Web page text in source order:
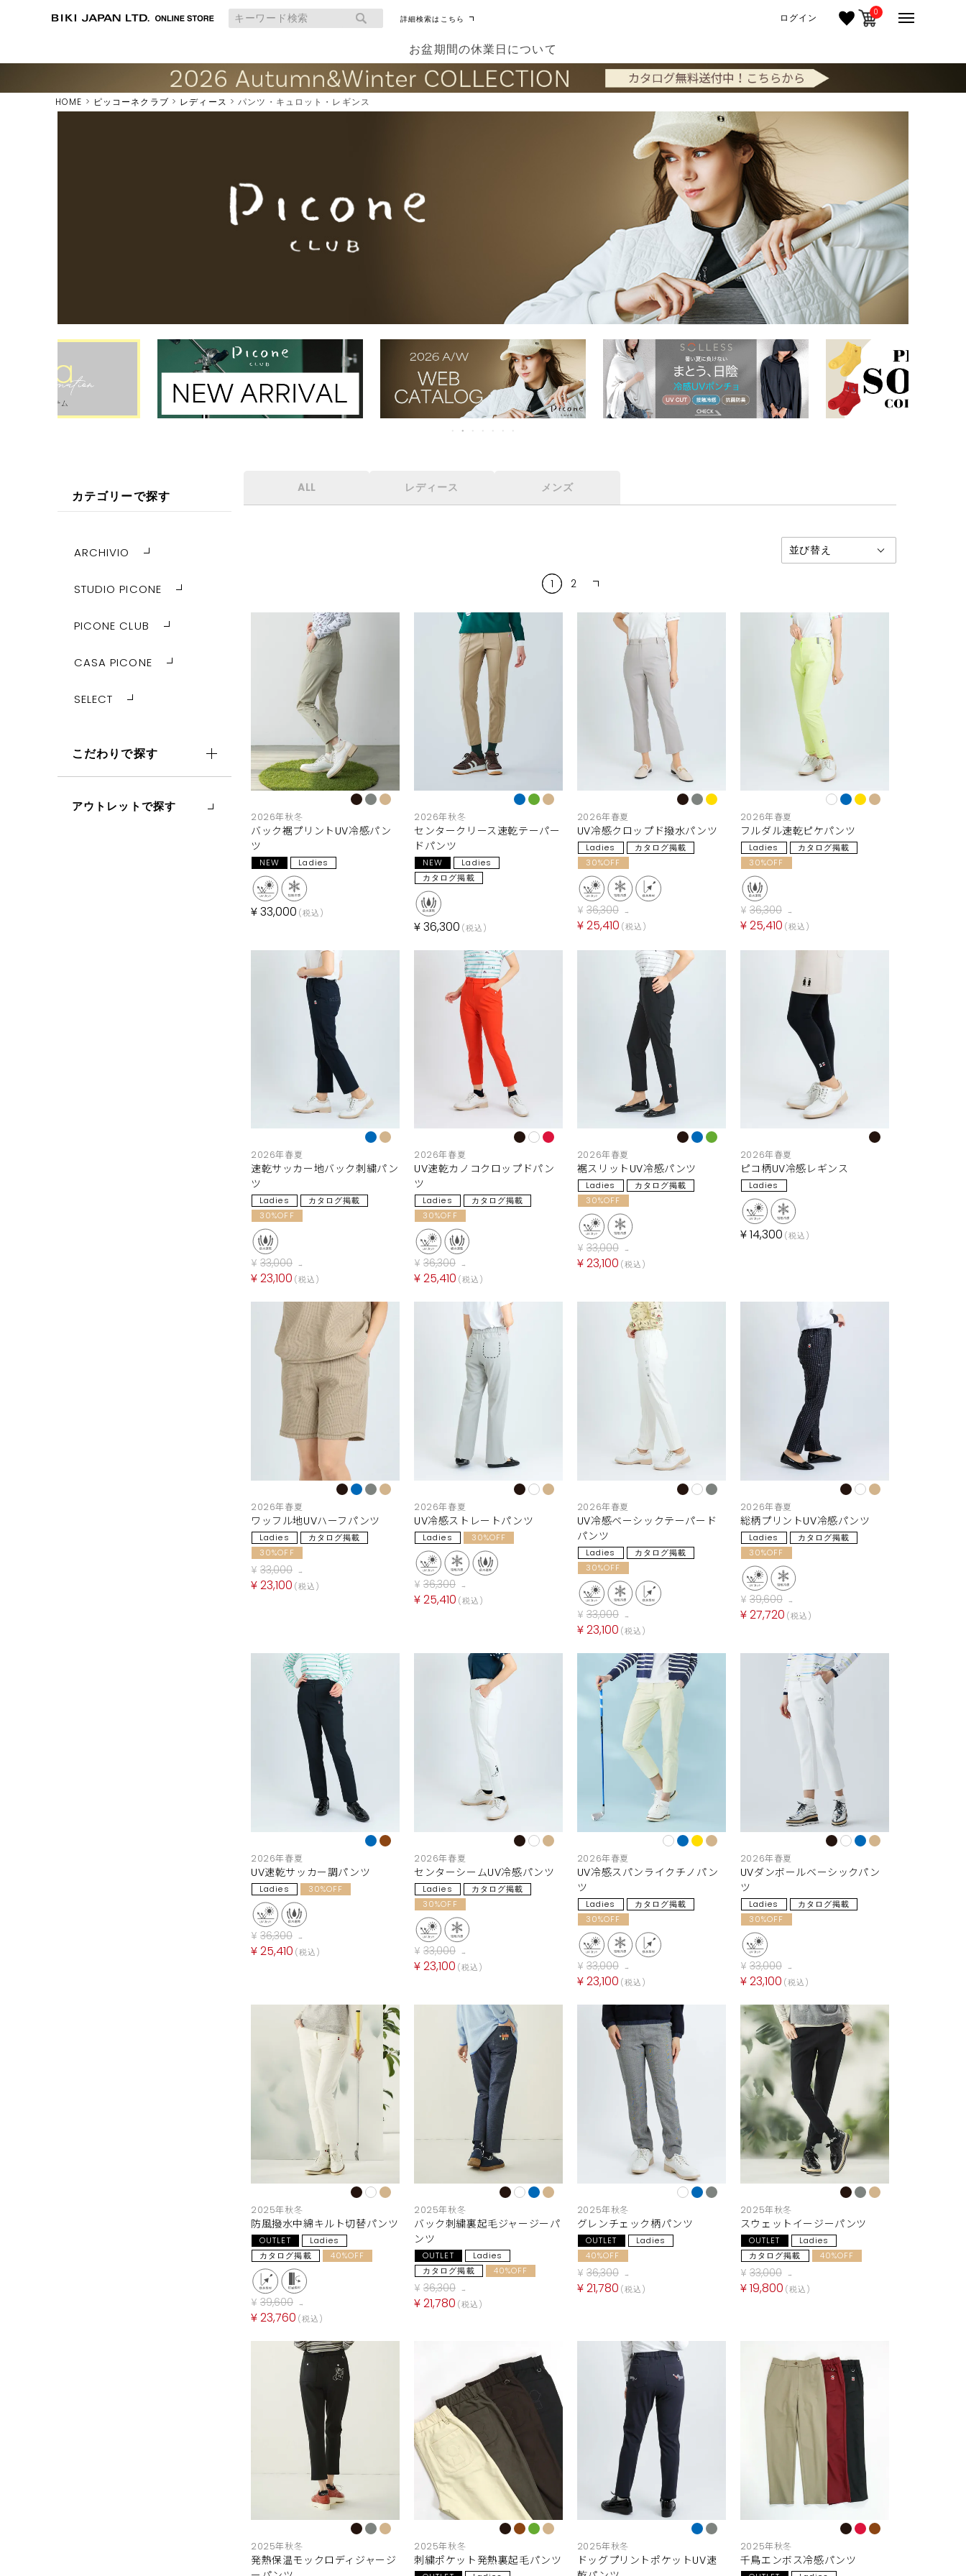
詳細検索はこちら ログイン 0
お盆期間の休業日について
HOME ピッコーネクラブ レディース パンツ・キュロット・レギンス
カテゴリーで探す
ARCHIVIO
STUDIO PICONE
PICONE CLUB
CASA PICONE
SELECT
こだわりで探す
アウトレットで探す
ALL レディース メンズ
1 2
2026年秋冬
バック裾プリントUV冷感パン
ツ
NEW Ladies
¥33,000 税込
2026年秋冬
センタークリース速乾テーパー
ドパンツ
NEW
Ladies
カタログ掲載
¥36,300 税込
2026年春夏
UV冷感クロップド撥水パンツ
Ladies
カタログ掲載
30%OFF
¥ 36,300 →
¥25,410 税込
2026年春夏
フルダル速乾ピケパンツ
Ladies
カタログ掲載
30%OFF
¥ 36,300 →
¥25,410 税込
2026年春夏
速乾サッカー地バック刺繍パン
ツ
Ladies
カタログ掲載
30%OFF
¥ 33,000 →
¥23,100 税込
2026年春夏
UV速乾カノコクロップドパン
ツ
Ladies
カタログ掲載
30%OFF
¥ 36,300 →
¥25,410 税込
2026年春夏
裾スリットUV冷感パンツ
Ladies
カタログ掲載
30%OFF
¥ 33,000 →
¥23,100 税込
2026年春夏
ピコ柄UV冷感レギンス
Ladies
¥14,300 税込
2026年春夏
ワッフル地UVハーフパンツ
Ladies
カタログ掲載
30%OFF
¥ 33,000 →
¥23,100 税込
2026年春夏
UV冷感ストレートパンツ
Ladies 30%OFF
¥ 36,300 →
¥25,410 税込
2026年春夏
UV冷感ベーシックテーパード
パンツ
Ladies
カタログ掲載
30%OFF
¥ 33,000 →
¥23,100 税込
2026年春夏
総柄プリントUV冷感パンツ
Ladies
カタログ掲載
30%OFF
¥ 39,600 →
¥27,720 税込
2026年春夏
UV速乾サッカー調パンツ
Ladies 30%OFF
¥ 36,300 →
¥25,410 税込
2026年春夏
センターシームUV冷感パンツ
Ladies
カタログ掲載
30%OFF
¥ 33,000 →
¥23,100 税込
2026年春夏
UV冷感スパンライクチノパン
ツ
Ladies
カタログ掲載
30%OFF
¥ 33,000 →
¥23,100 税込
2026年春夏
UVダンボールベーシックパン
ツ
Ladies
カタログ掲載
30%OFF
¥ 33,000 →
¥23,100 税込
2025年秋冬
防風撥水中綿キルト切替パンツ
OUTLET
Ladies
カタログ掲載
40%OFF
¥ 39,600 →
¥23,760 税込
2025年秋冬
バック刺繍裏起毛ジャージーパ
ンツ
OUTLET
Ladies
カタログ掲載
40%OFF
¥ 36,300 →
¥21,780 税込
2025年秋冬
グレンチェック柄パンツ
OUTLET
Ladies
40%OFF
¥ 36,300 →
¥21,780 税込
2025年秋冬
スウェットイージーパンツ
OUTLET
Ladies
カタログ掲載
40%OFF
¥ 33,000 →
¥19,800 税込
2025年秋冬
発熱保温モックロディジャージ
2025年秋冬
刺繍ポケット発熱裏起毛パンツ
2025年秋冬
ドッグプリントポケットUV速
2025年秋冬
千鳥エンボス冷感パンツ